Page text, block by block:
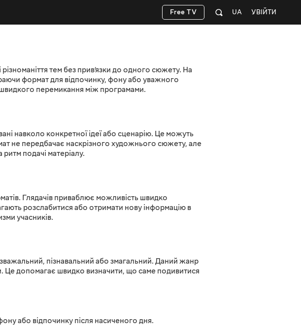
УВІЙТИ
UA
Free TV
тем без прив’язки до одного сюжету. На
формат для відпочинку, фону або уважного
перемикання між програмами.
навколо конкретної ідеї або сценарію. Це можуть
не передбачає наскрізного художнього сюжету, але
ритм подачі матеріалу.
Глядачів приваблює можливість швидко
розслабитися або отримати нову інформацію в
учасників.
пізнавальний або змагальний. Даний жанр
Це допомагає швидко визначити, що саме подивитися
або відпочинку після насиченого дня.